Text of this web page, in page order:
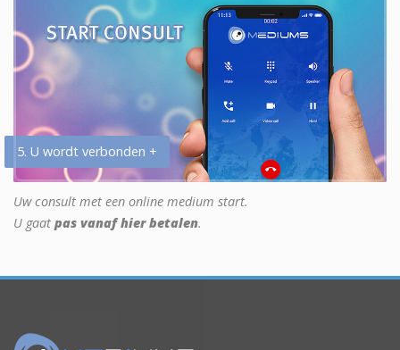
5. U wordt verbonden +
Uw consult met een online medium start.
U gaat pas vanaf hier betalen.